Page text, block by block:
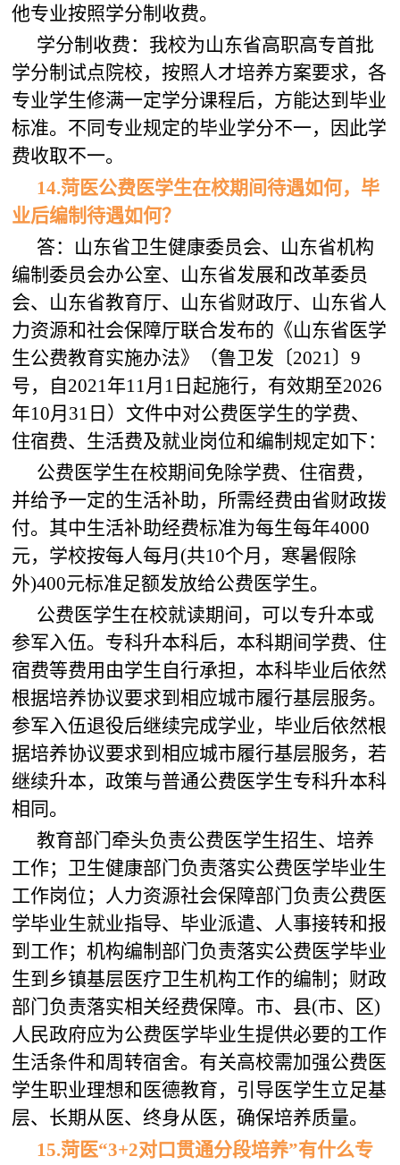
他专业按照学分制收费。
学分制收费：我校为山东省高职高专首批
学分制试点院校，按照人才培养方案要求，各
专业学生修满一定学分课程后，方能达到毕业
标准。不同专业规定的毕业学分不一，因此学
费收取不一。
14.菏医公费医学生在校期间待遇如何，毕
业后编制待遇如何？
答：山东省卫生健康委员会、山东省机构
编制委员会办公室、山东省发展和改革委员
会、山东省教育厅、山东省财政厅、山东省人
力资源和社会保障厅联合发布的《山东省医学
生公费教育实施办法》（鲁卫发〔2021〕9
号，自2021年11月1日起施行，有效期至2026
年10月31日）文件中对公费医学生的学费、
住宿费、生活费及就业岗位和编制规定如下：
公费医学生在校期间免除学费、住宿费，
并给予一定的生活补助，所需经费由省财政拨
付。其中生活补助经费标准为每生每年4000
元，学校按每人每月(共10个月，寒暑假除
外)400元标准足额发放给公费医学生。
公费医学生在校就读期间，可以专升本或
参军入伍。专科升本科后，本科期间学费、住
宿费等费用由学生自行承担，本科毕业后依然
根据培养协议要求到相应城市履行基层服务。
参军入伍退役后继续完成学业，毕业后依然根
据培养协议要求到相应城市履行基层服务，若
继续升本，政策与普通公费医学生专科升本科
相同。
教育部门牵头负责公费医学生招生、培养
工作；卫生健康部门负责落实公费医学毕业生
工作岗位；人力资源社会保障部门负责公费医
学毕业生就业指导、毕业派遣、人事接转和报
到工作；机构编制部门负责落实公费医学毕业
生到乡镇基层医疗卫生机构工作的编制；财政
部门负责落实相关经费保障。市、县(市、区)
人民政府应为公费医学毕业生提供必要的工作
生活条件和周转宿舍。有关高校需加强公费医
学生职业理想和医德教育，引导医学生立足基
层、长期从医、终身从医，确保培养质量。
15.菏医“3+2对口贯通分段培养”有什么专